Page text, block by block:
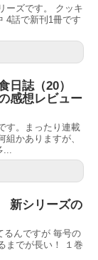
ーズです。 クッキ
4話で新刊1冊です
日誌（20）
感想レビュー
す。まったり連載
かありますが、
...
シリーズの
るんですが 毎号の
までが長い！ １巻